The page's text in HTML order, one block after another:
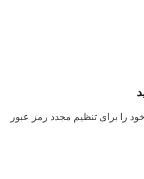
را برای تنظیم مجدد رمز عبور